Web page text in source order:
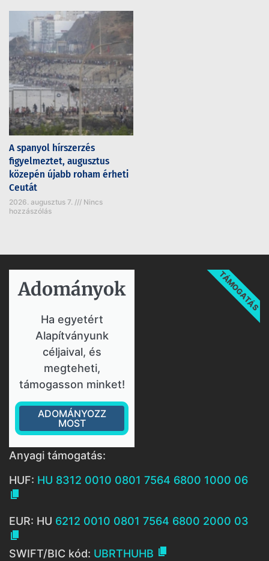
A spanyol hírszerzés
figyelmeztet, augusztus
közepén újabb roham érheti
Ceutát
2026. augusztus 7.
Nincs
hozzászólás
Adományok​
Ha egyetért
Alapítványunk
céljaival, és
megteheti,
támogasson minket!
ADOMÁNYOZZ
MOST
TÁMOGATÁS
Anyagi támogatás:
HUF: HU 8312 0010 0801 7564 6800 1000 06

EUR: HU 6212 0010 0801 7564 6800 2000 03

SWIFT/BIC kód: UBRTHUHB 